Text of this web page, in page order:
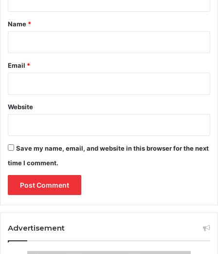
*
Name *
Email *
Website
Save my name, email, and website in this browser for the next
time I comment.
Advertisement